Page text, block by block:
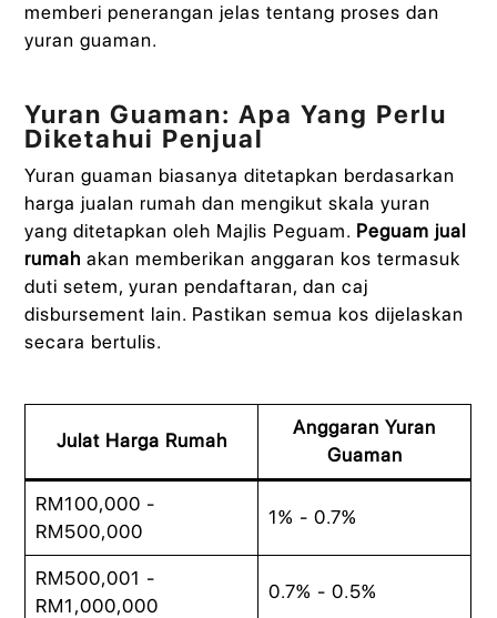
memberi penerangan jelas tentang proses dan
yuran guaman.
Yuran Guaman: Apa Yang Perlu
Diketahui Penjual
Yuran guaman biasanya ditetapkan berdasarkan
harga jualan rumah dan mengikut skala yuran
yang ditetapkan oleh Majlis Peguam. Peguam jual
rumah akan memberikan anggaran kos termasuk
duti setem, yuran pendaftaran, dan caj
disbursement lain. Pastikan semua kos dijelaskan
secara bertulis.
Julat Harga Rumah
Anggaran Yuran
Guaman
RM100,000 -
RM500,000
1% - 0.7%
RM500,001 -
RM1,000,000
0.7% - 0.5%